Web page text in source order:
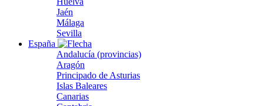
Jaén
Málaga
Sevilla
España
Andalucía (provincias)
Aragón
Principado de Asturias
Islas Baleares
Canarias